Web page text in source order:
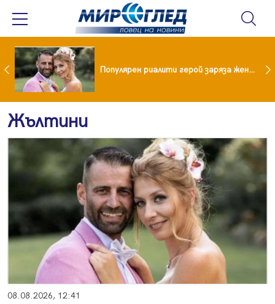
Водата от чешмата често е по-добра от бутилираната Популярен риалити герой заряза жена си заради друга
Жълтини
08.08.2026, 12:41